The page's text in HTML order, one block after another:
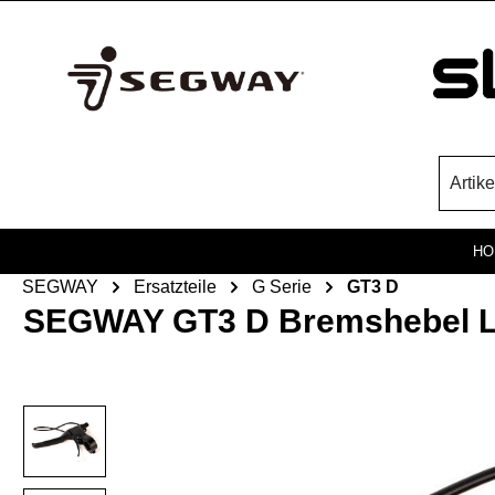
SEGWAY Ersatzteile G Serie GT3 D
SEGWAY GT3 D Bremshebel